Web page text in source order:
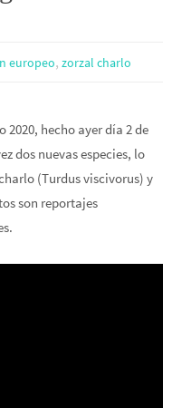
europeo, zorzal charlo
hecho ayer día 2 de
dos nuevas especies, lo
(Turdus viscivorus) y
son reportajes